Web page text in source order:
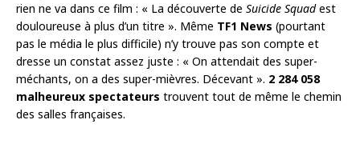
rien ne va dans ce film : « La découverte de Suicide Squadest
douloureuse à plus d’un titre ». Même TF1 News (pourtant
pas le média le plus difficile) n’y trouve pas son compte et
dresse un constat assez juste : « On attendait des super-
méchants, on a des super-mièvres. Décevant ». 2 284 058
malheureux spectateurs trouvent tout de même le chemin
des salles françaises.